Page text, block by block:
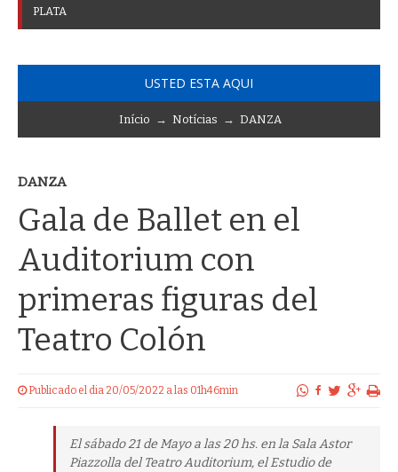
PLATA
USTED ESTA AQUI
Início → Notícias → DANZA
DANZA
Gala de Ballet en el
Auditorium con
primeras figuras del
Teatro Colón
Publicado el dia 20/05/2022 a las 01h46min
El sábado 21 de Mayo a las 20 hs. en la Sala Astor
Piazzolla del Teatro Auditorium, el Estudio de